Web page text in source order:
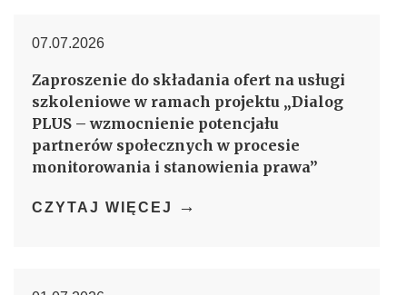
07.07.2026
Zaproszenie do składania ofert na usługi
szkoleniowe w ramach projektu „Dialog
PLUS – wzmocnienie potencjału
partnerów społecznych w procesie
monitorowania i stanowienia prawa”
CZYTAJ WIĘCEJ →